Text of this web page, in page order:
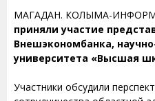
МАГАДАН. КОЛЫМА-
приняли участие
Внешэкономбанка,
университета «Высшая
Участники обсудили